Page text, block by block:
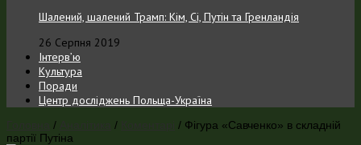
Шалений, шалений Трамп: Кім, Сі, Путін та Гренландія
26 Серпня 2019
Інтерв’ю
Культура
Поради
Центр досліджень Польща-Україна
/ / / Фігура «Савченко» в складній
партії Путіна